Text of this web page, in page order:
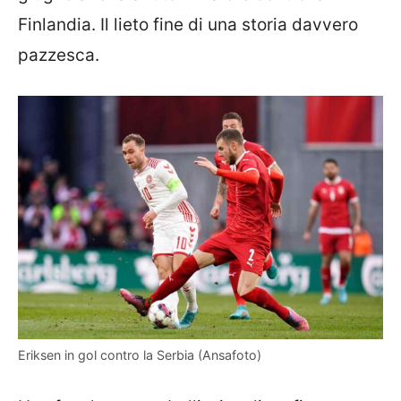
Finlandia. Il lieto fine di una storia davvero
pazzesca.
Eriksen in gol contro la Serbia (Ansafoto)